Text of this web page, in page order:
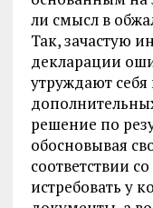
ли смысл в
Так, зачастую
декларации
утруждают
решение по
обосновывая
соответствии
истребовать у